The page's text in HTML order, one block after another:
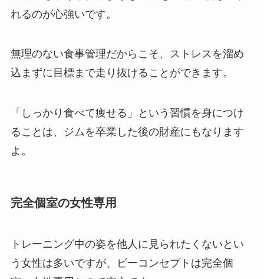
れるのが心強いです。
無理のない食事管理だからこそ、ストレスを溜め
込まずに目標まで走り抜けることができます。
「しっかり食べて痩せる」という習慣を身につけ
ることは、ジムを卒業した後の財産にもなります
よ。
完全個室の女性専用
トレーニング中の姿を他人に見られたくないとい
う女性は多いですが、ビーコンセプトは完全個